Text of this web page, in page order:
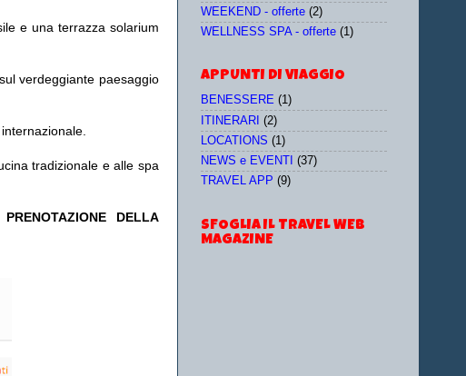
e una terrazza solarium
verdeggiante paesaggio
tradizionale e alle spa
DELLA
WEEKEND - offerte (2)
WELLNESS SPA - offerte (1)
APPUNTI DI VIAGGIO
BENESSERE (1)
ITINERARI (2)
LOCATIONS (1)
NEWS e EVENTI
(37)
TRAVEL APP (9)
SFOGLIA IL TRAVEL WEB
MAGAZINE